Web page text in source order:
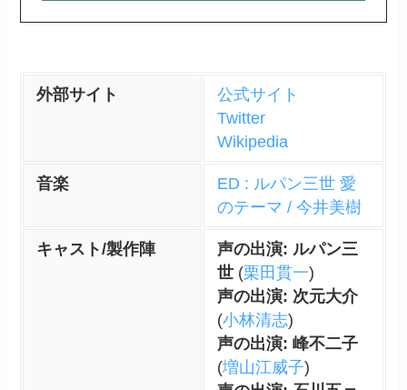
外部サイト
公式サイト
Twitter
Wikipedia
音楽
ED : ルパン三世 愛
のテーマ / 今井美樹
キャスト/製作陣
声の出演: ルパン三
世(栗田貫一)
声の出演: 次元大介
(小林清志)
声の出演: 峰不二子
(増山江威子)